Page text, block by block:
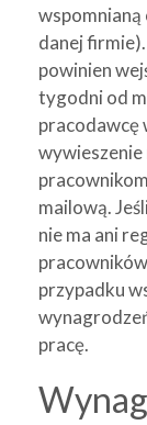
wspomnianą
danej
powinien
tygodni od
pracodawcę
wywieszenie
mailową.
nie ma ani
przypadku
pracę.